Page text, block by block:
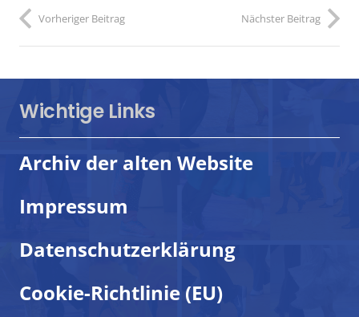
Vorheriger Beitrag Nächster Beitrag
Wichtige Links
Archiv der alten Website
Impressum
Datenschutzerklärung
Cookie-Richtlinie (EU)